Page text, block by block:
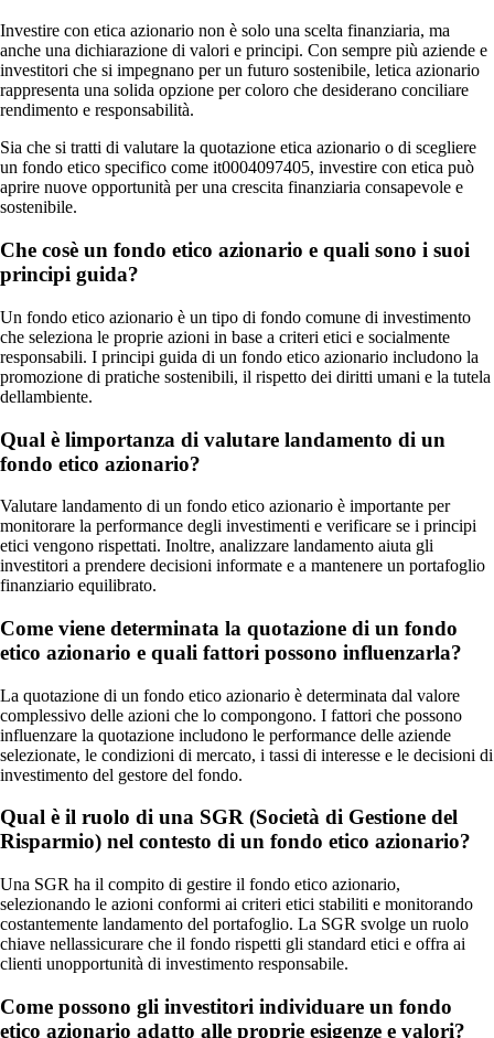
Investire con etica azionario non è solo una scelta finanziaria, ma
anche una dichiarazione di valori e principi. Con sempre più aziende e
investitori che si impegnano per un futuro sostenibile, letica azionario
rappresenta una solida opzione per coloro che desiderano conciliare
rendimento e responsabilità.
Sia che si tratti di valutare la quotazione etica azionario o di scegliere
un fondo etico specifico come it0004097405, investire con etica può
aprire nuove opportunità per una crescita finanziaria consapevole e
sostenibile.
Che cosè un fondo etico azionario e quali sono i suoi
principi guida?
Un fondo etico azionario è un tipo di fondo comune di investimento
che seleziona le proprie azioni in base a criteri etici e socialmente
responsabili. I principi guida di un fondo etico azionario includono la
promozione di pratiche sostenibili, il rispetto dei diritti umani e la tutela
dellambiente.
Qual è limportanza di valutare landamento di un
fondo etico azionario?
Valutare landamento di un fondo etico azionario è importante per
monitorare la performance degli investimenti e verificare se i principi
etici vengono rispettati. Inoltre, analizzare landamento aiuta gli
investitori a prendere decisioni informate e a mantenere un portafoglio
finanziario equilibrato.
Come viene determinata la quotazione di un fondo
etico azionario e quali fattori possono influenzarla?
La quotazione di un fondo etico azionario è determinata dal valore
complessivo delle azioni che lo compongono. I fattori che possono
influenzare la quotazione includono le performance delle aziende
selezionate, le condizioni di mercato, i tassi di interesse e le decisioni di
investimento del gestore del fondo.
Qual è il ruolo di una SGR (Società di Gestione del
Risparmio) nel contesto di un fondo etico azionario?
Una SGR ha il compito di gestire il fondo etico azionario,
selezionando le azioni conformi ai criteri etici stabiliti e monitorando
costantemente landamento del portafoglio. La SGR svolge un ruolo
chiave nellassicurare che il fondo rispetti gli standard etici e offra ai
clienti unopportunità di investimento responsabile.
Come possono gli investitori individuare un fondo
etico azionario adatto alle proprie esigenze e valori?